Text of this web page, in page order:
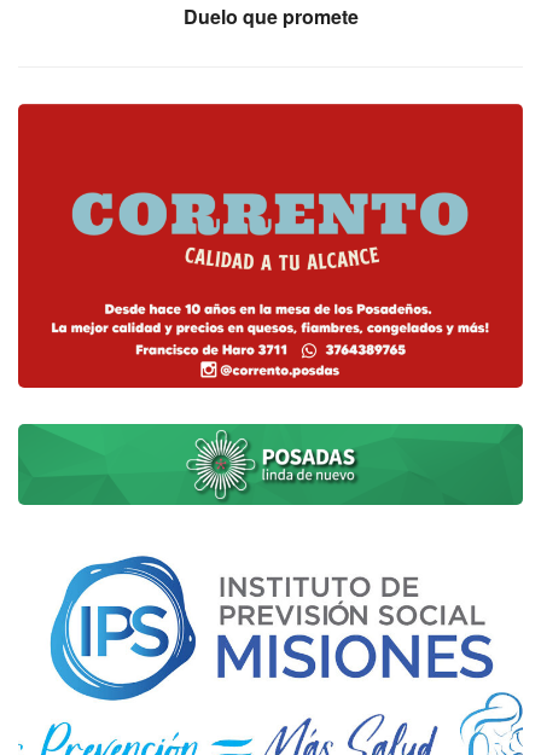
Duelo que promete